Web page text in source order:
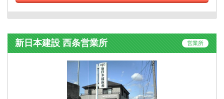
新日本建設 西条営業所 営業所